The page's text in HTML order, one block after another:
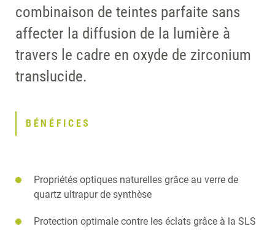
combinaison de teintes parfaite sans
affecter la diffusion de la lumière à
travers le cadre en oxyde de zirconium
translucide.
BÉNÉFICES
Propriétés optiques naturelles grâce au verre de
quartz ultrapur de synthèse
Protection optimale contre les éclats grâce à la SLS